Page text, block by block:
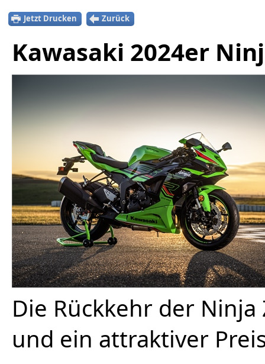
Jetzt Drucken Zurück
Kawasaki 2024er
Die Rückkehr der Ninja
und ein attraktiver